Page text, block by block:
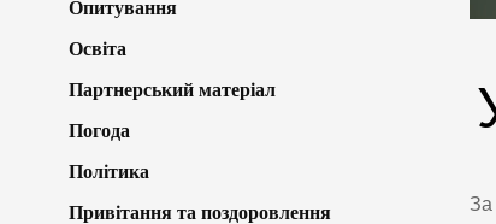
За
Опитування
Освіта
Партнерський матеріал
Погода
Політика
Привітання та поздоровлення